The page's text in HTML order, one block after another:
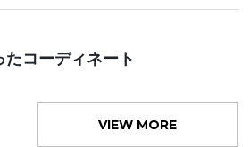
コーディネート
VIEW MORE